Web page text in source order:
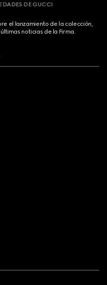
DE GUCCI
el lanzamiento de la colección,
noticias de la Firma.